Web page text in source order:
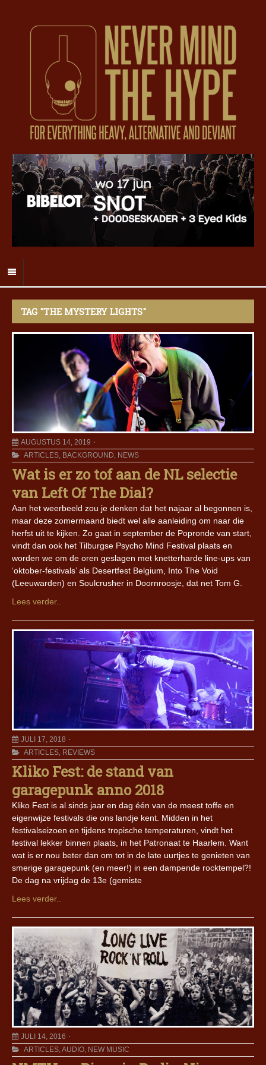
TAG "THE MYSTERY LIGHTS"
AUGUSTUS 14, 2019
ARTICLES, BACKGROUND, NEWS
Wat is er zo tof aan de NL selectie
van Left Of The Dial?
Aan het weerbeeld zou je denken dat het najaar al begonnen is,
maar deze zomermaand biedt wel alle aanleiding om naar die
herfst uit te kijken. Zo gaat in september de Popronde van start,
vindt dan ook het Tilburgse Psycho Mind Festival plaats en
worden we om de oren geslagen met knetterharde line-ups van
‘oktober-festivals’ als Desertfest Belgium, Into The Void
(Leeuwarden) en Soulcrusher in Doornroosje, dat net Tom G.
Lees verder..
JULI 17, 2018
ARTICLES, REVIEWS
Kliko Fest: de stand van
garagepunk anno 2018
Kliko Fest is al sinds jaar en dag één van de meest toffe en
eigenwijze festivals die ons landje kent. Midden in het
festivalseizoen en tijdens tropische temperaturen, vindt het
festival lekker binnen plaats, in het Patronaat te Haarlem. Want
wat is er nou beter dan om tot in de late uurtjes te genieten van
smerige garagepunk (en meer!) in een dampende rocktempel?!
De dag na vrijdag de 13e (gemiste
Lees verder..
JULI 14, 2016
ARTICLES,AUDIO, NEW MUSIC